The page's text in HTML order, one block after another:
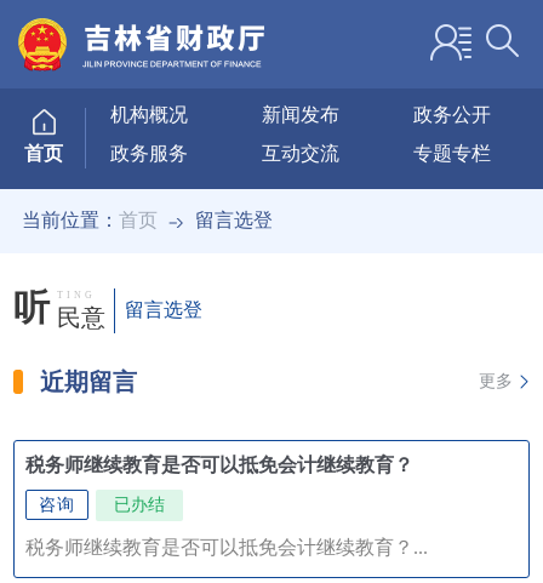
首页
机构概况 新闻发布
政务公开
政务服务
互动交流 专题专栏
当前位置：首页 留言选登
听 TING
民意 留言选登
近期留言 更多
税务师继续教育是否可以抵免会计继续教育？
咨询 已办结
税务师继续教育是否可以抵免会计继续教育？...